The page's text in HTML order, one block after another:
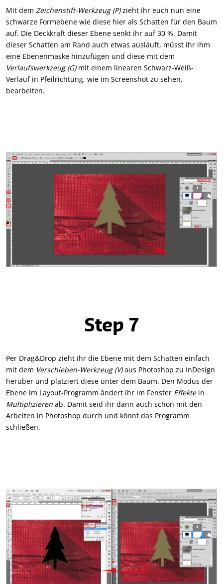
Mit dem Zeichenstift-Werkzeug (P)zieht ihr euch nun eine
schwarze Formebene wie diese hier als Schatten für den Baum
auf. Die Deckkraft dieser Ebene senkt ihr auf 30 %. Damit
dieser Schatten am Rand auch etwas ausläuft, müsst ihr ihm
eine Ebenenmaske hinzufügen und diese mit dem
Verlaufswerkzeug (G)mit einem linearen Schwarz-Weiß-
Verlauf in Pfeilrichtung, wie im Screenshot zu sehen,
bearbeiten.
Step 7
Per Drag&Drop zieht ihr die Ebene mit dem Schatten einfach
mit dem Verschieben-Werkzeug (V)aus Photoshop zu InDesign
herüber und platziert diese unter dem Baum. Den Modus der
Ebene im Layout-Programm ändert ihr im Fenster Effektein
Multiplizieren ab. Damit seid ihr dann auch schon mit den
Arbeiten in Photoshop durch und könnt das Programm
schließen.